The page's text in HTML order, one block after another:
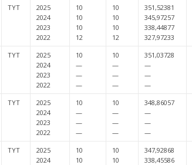
TYT
2025
2024
2023
2022
10
10
10
12
10
10
10
12
351,52381
345,97257
338,44877
327,97233
TYT
2025
2024
2023
2022
10
—
—
—
10
—
—
—
351,03728
—
—
—
TYT
2025
2024
2023
2022
10
—
—
—
10
—
—
—
348,86057
—
—
—
TYT
2025
2024
10
10
10
10
347,92868
338,45586